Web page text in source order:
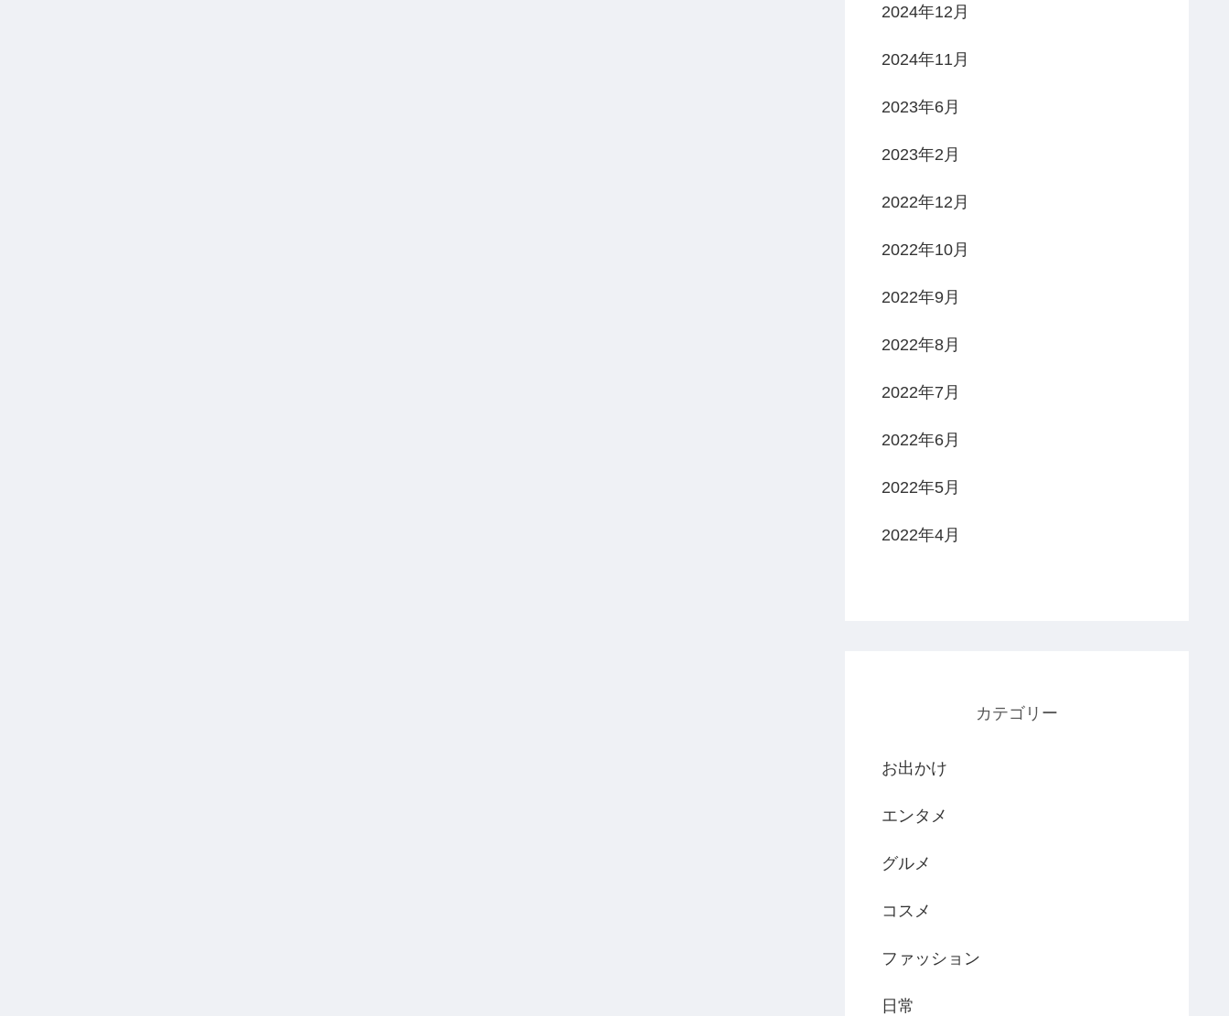
2024年12月
2024年11月
2023年6月
2023年2月
2022年12月
2022年10月
2022年9月
2022年8月
2022年7月
2022年6月
2022年5月
2022年4月
カテゴリー
お出かけ
エンタメ
グルメ
コスメ
ファッション
日常